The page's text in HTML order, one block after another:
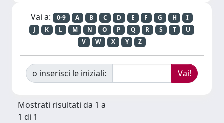
Vai a: 0-9 A B C D E F G H
I
J
K L M N O P Q R S T
U
V
W X Y Z
o inserisci le iniziali:
Mostrati risultati da 1 a
1 di 1